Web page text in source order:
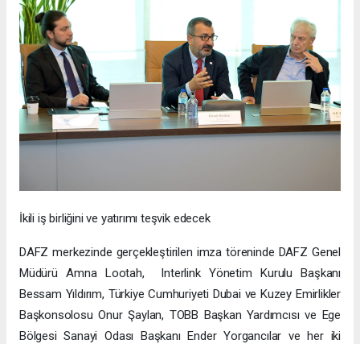
İkili iş birliğini ve yatırımı teşvik edecek
DAFZ merkezinde gerçekleştirilen imza töreninde DAFZ Genel
Müdürü Amna Lootah, Interlink Yönetim Kurulu Başkanı
Bessam Yıldırım, Türkiye Cumhuriyeti Dubai ve Kuzey Emirlikler
Başkonsolosu Onur Şaylan, TOBB Başkan Yardımcısı ve Ege
Bölgesi Sanayi Odası Başkanı Ender Yorgancılar ve her iki